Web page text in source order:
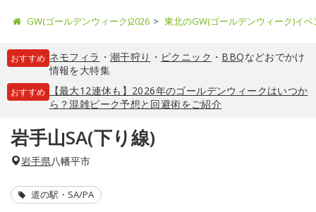
GW(ゴールデンウィーク)2026 東北のGW(ゴールデンウィーク)イ
おすすめ ネモフィラ ・ 潮干狩り ・ ピクニック ・ BBQなどおでかけ
情報を大特集
おすすめ
【最大12連休も】2026年のゴールデンウィークはいつか
ら？混雑ピーク予想と回避術をご紹介
岩手山SA(下り線)
岩手県八幡平市
道の駅・SA/PA